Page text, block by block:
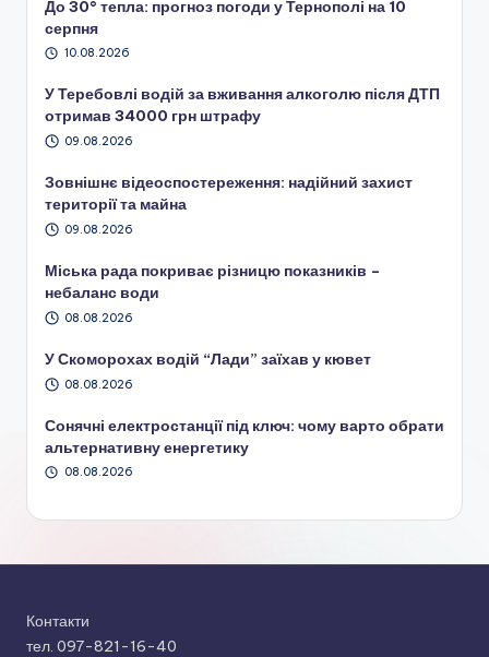
До 30° тепла: прогноз погоди у Тернополі на 10
серпня
10.08.2026
У Теребовлі водій за вживання алкоголю після ДТП
отримав 34000 грн штрафу
09.08.2026
Зовнішнє відеоспостереження: надійний захист
території та майна
09.08.2026
Міська рада покриває різницю показників –
небаланс води
08.08.2026
У Скоморохах водій “Лади” заїхав у кювет
08.08.2026
Сонячні електростанції під ключ: чому варто обрати
альтернативну енергетику
08.08.2026
Контакти
тел. 097-821-16-40